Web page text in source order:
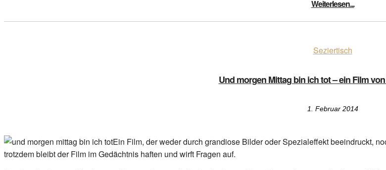
Weiterlesen...
Seziertisch
Und morgen Mittag bin ich tot – ein Film
1. Februar 2014
Ein Film, der weder durch grandiose Bilder oder Spezialeffekt beeindruckt,
trotzdem bleibt der Film im Gedächtnis haften und wirft Fragen auf.